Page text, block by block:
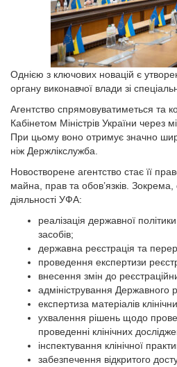
Однією з ключових новацій є
органу виконавчої влади зі
Агентство спрямовуватиметься та
Кабінетом Міністрів України через
При цьому воно отримує значно
ніж Держлікслужба.
Новостворене агентство стає її
майна, прав та обов’язків.
діяльності УФА:
реалізація державної
засобів;
державна реєстрація та
проведення експертизи
внесення змін до
адміністрування Державного
експертиза матеріалів
ухвалення рішень щодо
проведенні клінічних
інспектування клінічної
забезпечення відкритого